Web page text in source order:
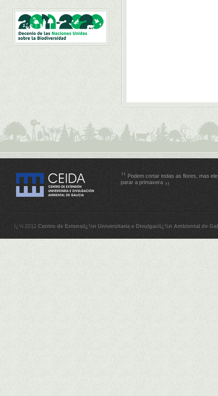
Podem cortar todas as flores, mas
parar a primavera
ï¿½ 2012Centro de Extensiï¿½n Universitaria e Divulgaciï¿½n Ambiental de